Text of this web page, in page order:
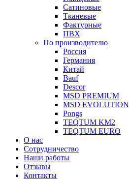
Сатиновые
Тканевые
Фактурные
ПВХ
По производителю
Россия
Германия
Китай
Вauf
Descor
MSD PREMIUM
MSD EVOLUTION
Pongs
TEQTUM KM2
TEQTUM EURO
О нас
Сотрудничество
Наши работы
Отзывы
Контакты